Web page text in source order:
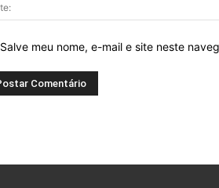
Salve meu nome, e-mail e site neste